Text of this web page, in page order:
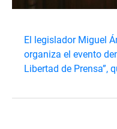
El legislador Miguel
organiza el evento
Libertad de Prensa”,